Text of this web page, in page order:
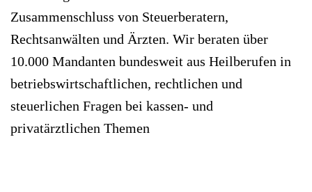
Zusammenschluss von Steuerberatern,
Rechtsanwälten und Ärzten. Wir beraten über
10.000 Mandanten bundesweit aus Heilberufen in
betriebswirtschaftlichen, rechtlichen und
steuerlichen Fragen bei kassen- und
privatärztlichen Themen